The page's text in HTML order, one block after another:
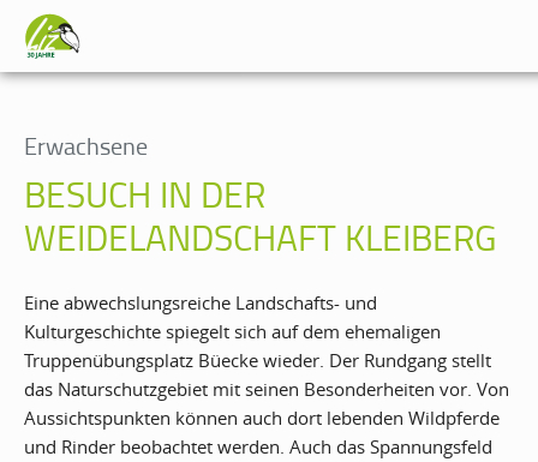
Erwachsene
BESUCH IN DER
WEIDELANDSCHAFT KLEIBERG
Eine abwechslungsreiche Landschafts- und
Kulturgeschichte spiegelt sich auf dem ehemaligen
Truppenübungsplatz Büecke wieder. Der Rundgang stellt
das Naturschutzgebiet mit seinen Besonderheiten vor. Von
Aussichtspunkten können auch dort lebenden Wildpferde
und Rinder beobachtet werden. Auch das Spannungsfeld